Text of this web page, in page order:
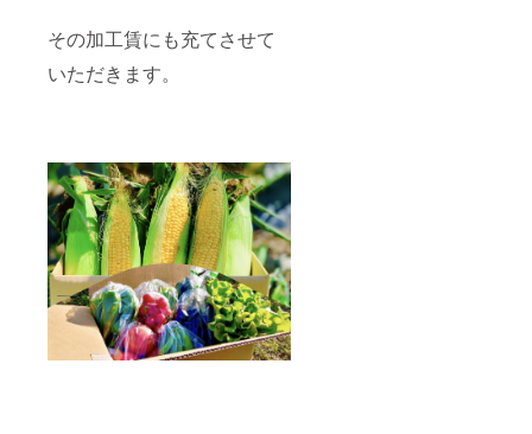
その加工賃にも充てさせて
いただきます。